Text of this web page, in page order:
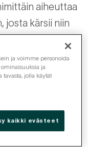
aiheuttaa
josta kärsii niin
kuuluu?
on
osakas tai
hallintaan.
aiheuttaa
ja voimme personoida
ominaisuuksia ja
tavasta, jolla käytät
kaikki evästeet